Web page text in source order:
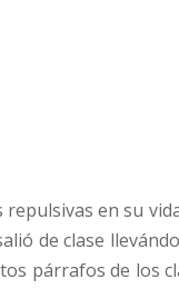
en su
de clase
párrafos de los